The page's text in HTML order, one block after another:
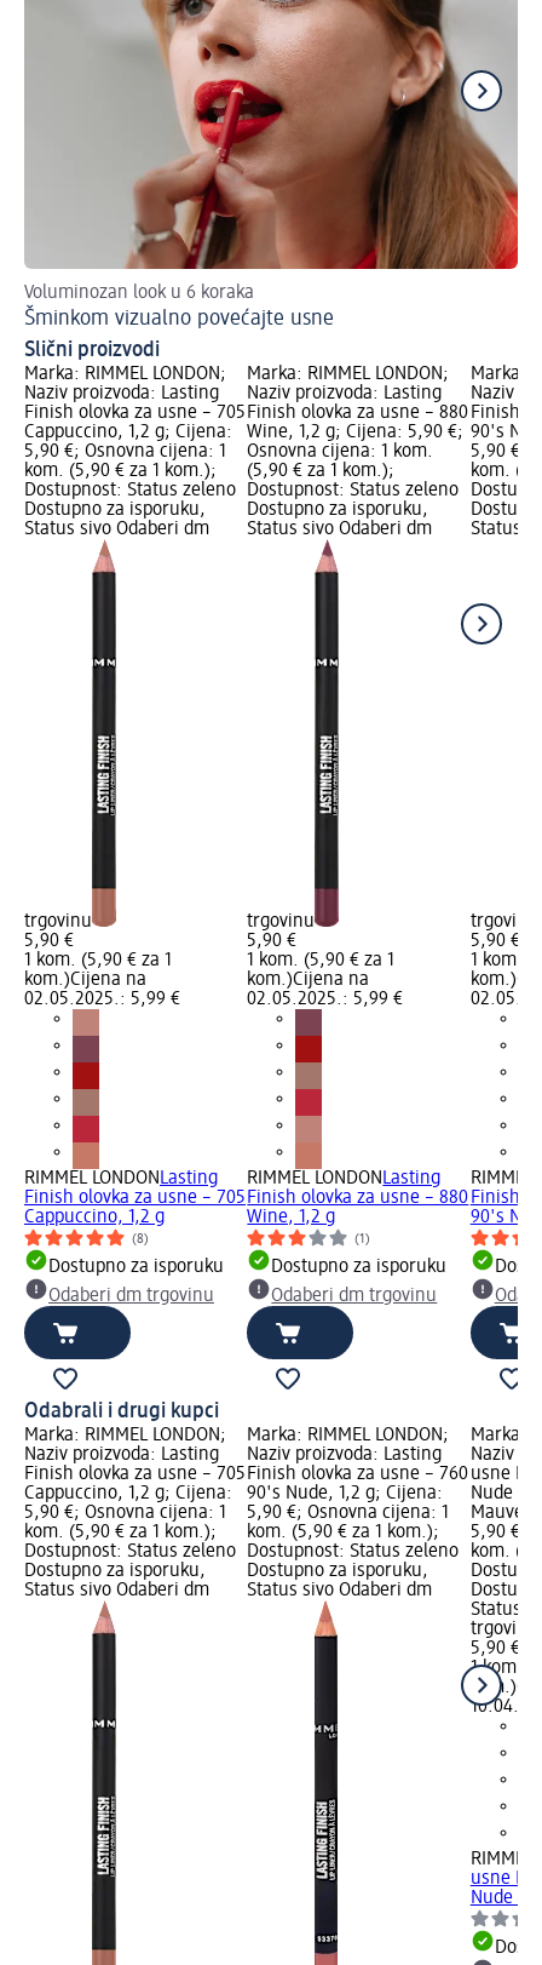
Voluminozan look u 6 koraka
Šminkom vizualno povećajte usne
Slični proizvodi
Marka: RIMMEL LONDON;
Naziv proizvoda: Lasting
Finish olovka za usne – 705
Cappuccino, 1,2 g; Cijena:
5,90 €; Osnovna cijena: 1
kom. (5,90 € za 1 kom.);
Dostupnost: Status zeleno
Dostupno za isporuku,
Status sivo Odaberi dm
trgovinu
5,90 €
1 kom. (5,90 € za 1
kom.)Cijena na
02.05.2025.: 5,99 €
RIMMEL LONDON Lasting
Finish olovka za usne – 705
Cappuccino, 1,2 g
(8)
Dostupno za isporuku
Odaberi dm trgovinu
Marka: RIMMEL LONDON;
Naziv proizvoda: Lasting
Finish olovka za usne – 880
Wine, 1,2 g; Cijena: 5,90 €;
Osnovna cijena: 1 kom.
(5,90 € za 1 kom.);
Dostupnost: Status zeleno
Dostupno za isporuku,
Status sivo Odaberi dm
trgovinu
5,90 €
1 kom. (5,90 € za 1
kom.)Cijena na
02.05.2025.: 5,99 €
RIMMEL LONDON Lasting
Finish olovka za usne – 880
Wine, 1,2 g
(1)
Dostupno za isporuku
Odaberi dm trgovinu
Marka:
Naziv
Finish
90's
5,90 €;
kom.
Status
trgovinu
5,90 €
1 kom.
kom.)
RIMMEL
Finish
90's
Odabrali i drugi kupci
Marka: RIMMEL LONDON;
Naziv proizvoda: Lasting
Finish olovka za usne – 705
Cappuccino, 1,2 g; Cijena:
5,90 €; Osnovna cijena: 1
kom. (5,90 € za 1 kom.);
Dostupnost: Status zeleno
Dostupno za isporuku,
Status sivo Odaberi dm
Marka: RIMMEL LONDON;
Naziv proizvoda: Lasting
Finish olovka za usne – 760
90's Nude, 1,2 g; Cijena:
5,90 €; Osnovna cijena: 1
kom. (5,90 € za 1 kom.);
Dostupnost: Status zeleno
Dostupno za isporuku,
Status sivo Odaberi dm
Marka:
Naziv
usne
Nude
Mauve,
5,90 €;
kom.
Status
trgovinu
5,90 €
1 kom.
kom.)
RIMMEL
usne
Nude